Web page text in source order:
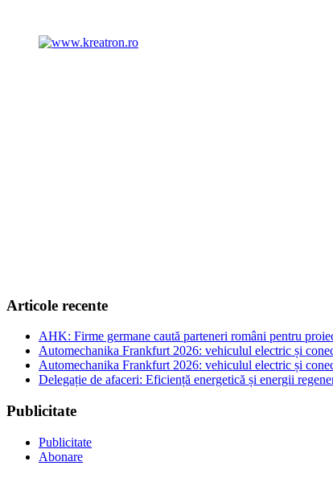
Articole recente
AHK: Firme germane caută parteneri români pentru
Automechanika Frankfurt 2026: vehiculul electric și
Automechanika Frankfurt 2026: vehiculul electric și
Delegație de afaceri: Eficiență energetică și energii
Publicitate
Publicitate
Abonare